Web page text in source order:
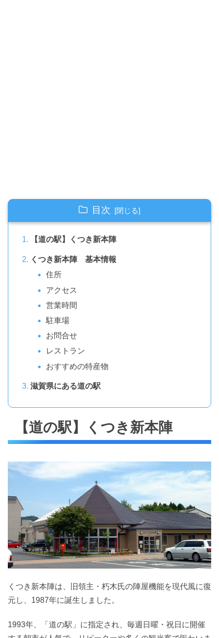
目次
【道の駅】くつき新本陣
くつき新本陣 基本情報
住所
アクセス
営業時間
駐車場
お問合せ
レストラン
おすすめの特産物
滋賀県にある道の駅
【道の駅】くつき新本陣
くつき新本陣は、旧領主・朽木氏の陣屋機能を現代風に復
元し、1987年に誕生しました。
1993年、「道の駅」に指定され、毎週日曜・祝日に開催